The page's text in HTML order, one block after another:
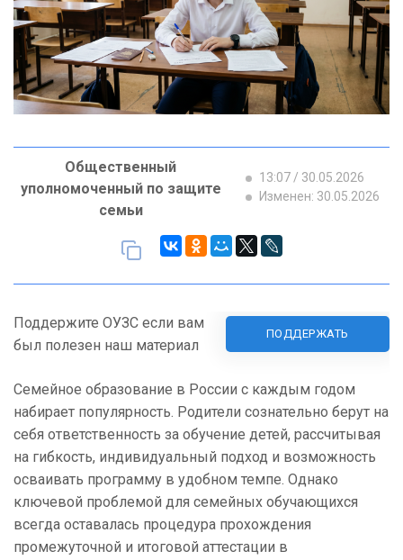
Общественный
уполномоченный по защите
семьи
13:07 / 30.05.2026
Изменен: 30.05.2026
Поддержите ОУЗС если вам
был полезен наш материал
ПОДДЕРЖАТЬ
Семейное образование в России с каждым годом
набирает популярность. Родители сознательно берут на
себя ответственность за обучение детей, рассчитывая
на гибкость, индивидуальный подход и возможность
осваивать программу в удобном темпе. Однако
ключевой проблемой для семейных обучающихся
всегда оставалась процедура прохождения
промежуточной и итоговой аттестации в